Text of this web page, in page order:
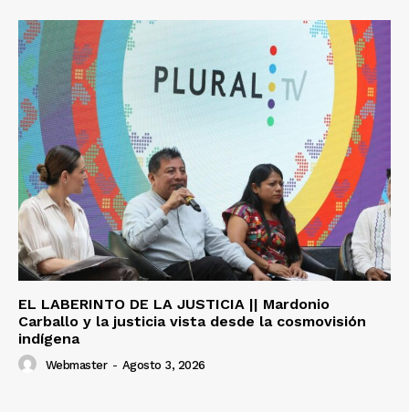
EL LABERINTO DE LA JUSTICIA || Mardonio
Carballo y la justicia vista desde la cosmovisión
indígena
Webmaster - Agosto 3, 2026